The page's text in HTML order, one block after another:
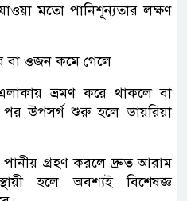
মতো পানিশূন্যতার লক্ষণ
বা ওজন কমে গেলে
ভ্রমণ করে থাকলে বা
উপসর্গ শুরু হলে ডায়রিয়া
গ্রহণ করলে দ্রুত আরাম
হলে অবশ্যই বিশেষজ্ঞ